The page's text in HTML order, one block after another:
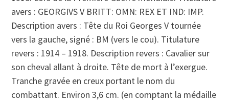
avers : GEORGIVS V BRITT: OMN: REX ET IND: IMP.
Description avers : Tête du Roi Georges V tournée
vers la gauche, signé : BM (vers le cou). Titulature
revers : 1914 – 1918. Description revers : Cavalier sur
son cheval allant à droite. Tête de mort à l’exergue.
Tranche gravée en creux portant le nom du
combattant. Environ 3,6 cm. (en comptant la médaille